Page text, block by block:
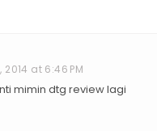
at 6:46 PM
mimin dtg review lagi